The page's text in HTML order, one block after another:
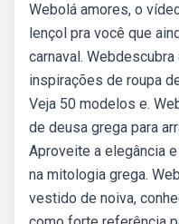
Webolá amores, o
lençol pra você que
carnaval.
inspirações de roupa
Veja 50 modelos e.
de deusa grega para
Aproveite a elegância
na mitologia grega.
vestido de noiva,